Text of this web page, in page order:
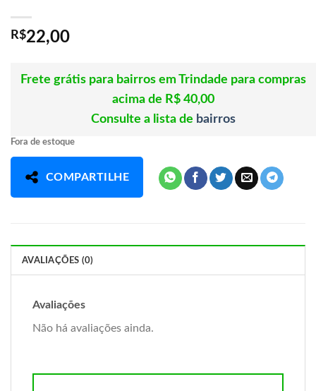
R$22,00
Frete grátis para bairros em Trindade para compras
acima de R$ 40,00
Consulte a lista de bairros
Fora de estoque
COMPARTILHE
AVALIAÇÕES (0)
Avaliações
Não há avaliações ainda.